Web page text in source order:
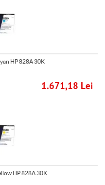
HP 828A 30K
1.671,18 Lei
HP 828A 30K